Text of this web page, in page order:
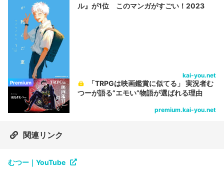
ル』が1位 このマンガがすごい！2023
kai-you.net
Premium
「TRPGは映画鑑賞に似てる」 実況者む
つーが語る”エモい”物語が選ばれる理由
premium.kai-you.net
関連リンク
むつー｜YouTube